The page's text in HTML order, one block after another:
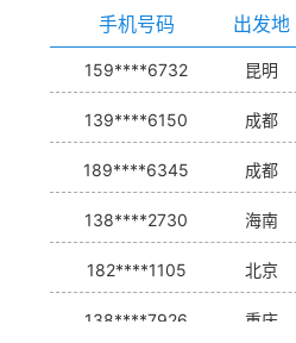
手机号码
出发地
159****6732 昆明
139****6150 成都
189****6345 成都
138****2730 海南
182****1105 北京
138****7926 重庆